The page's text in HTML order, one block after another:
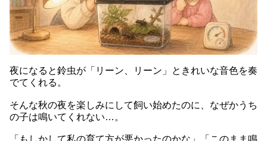
夜になると鈴虫が「リーン、リーン」ときれいな音色を奏
でてくれる。
そんな秋の夜を楽しみにして飼い始めたのに、なぜかうち
の子は鳴いてくれない…。